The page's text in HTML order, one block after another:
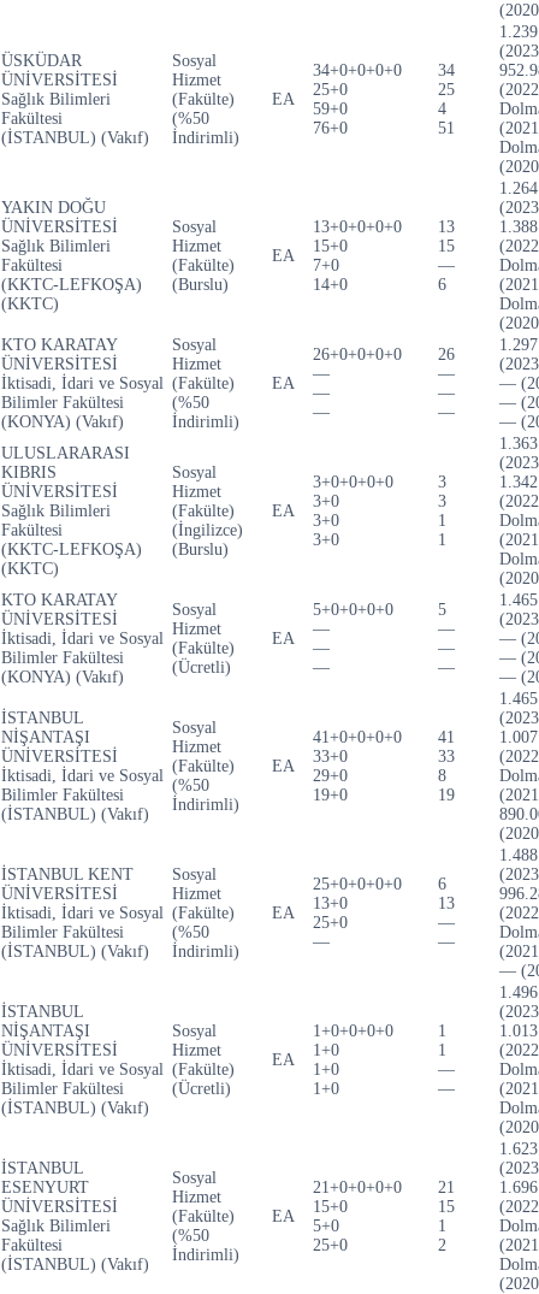
ÜSKÜDAR
ÜNİVERSİTESİ
Sağlık Bilimleri
Fakültesi
(İSTANBUL) (Vakıf)
Sosyal
Hizmet
(Fakülte)
(%50
İndirimli)
EA
34+0+0+0+0
25+0
59+0
76+0
34
25
4
51
YAKIN DOĞU
ÜNİVERSİTESİ
Sağlık Bilimleri
Fakültesi
(KKTC-LEFKOŞA)
(KKTC)
Sosyal
Hizmet
(Fakülte)
(Burslu)
EA
13+0+0+0+0
15+0
7+0
14+0
13
15
—
6
KTO KARATAY
ÜNİVERSİTESİ
İktisadi, İdari ve Sosyal
Bilimler Fakültesi
(KONYA) (Vakıf)
Sosyal
Hizmet
(Fakülte)
(%50
İndirimli)
EA
26+0+0+0+0
—
—
—
26
—
—
—
—
—
—
ULUSLARARASI
KIBRIS
ÜNİVERSİTESİ
Sağlık Bilimleri
Fakültesi
(KKTC-LEFKOŞA)
(KKTC)
Sosyal
Hizmet
(Fakülte)
(İngilizce)
(Burslu)
EA
3+0+0+0+0
3+0
3+0
3+0
3
3
1
1
KTO KARATAY
ÜNİVERSİTESİ
İktisadi, İdari ve Sosyal
Bilimler Fakültesi
(KONYA) (Vakıf)
Sosyal
Hizmet
(Fakülte)
(Ücretli)
EA
5+0+0+0+0
—
—
—
5
—
—
—
—
—
—
İSTANBUL
NİŞANTAŞI
ÜNİVERSİTESİ
İktisadi, İdari ve Sosyal
Bilimler Fakültesi
(İSTANBUL) (Vakıf)
Sosyal
Hizmet
(Fakülte)
(%50
İndirimli)
EA
41+0+0+0+0
33+0
29+0
19+0
41
33
8
19
İSTANBUL KENT
ÜNİVERSİTESİ
İktisadi, İdari ve Sosyal
Bilimler Fakültesi
(İSTANBUL) (Vakıf)
Sosyal
Hizmet
(Fakülte)
(%50
İndirimli)
EA
25+0+0+0+0
13+0
25+0
—
6
13
—
—
—
İSTANBUL
NİŞANTAŞI
ÜNİVERSİTESİ
İktisadi, İdari ve Sosyal
Bilimler Fakültesi
(İSTANBUL) (Vakıf)
Sosyal
Hizmet
(Fakülte)
(Ücretli)
EA
1+0+0+0+0
1+0
1+0
1+0
1
1
—
—
İSTANBUL
ESENYURT
ÜNİVERSİTESİ
Sağlık Bilimleri
Fakültesi
(İSTANBUL) (Vakıf)
Sosyal
Hizmet
(Fakülte)
(%50
İndirimli)
EA
21+0+0+0+0
15+0
5+0
25+0
21
15
1
2